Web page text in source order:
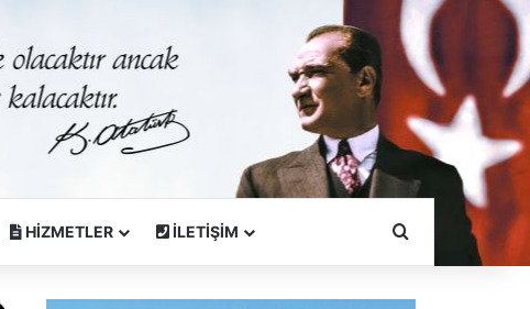
HİZMETLER İLETİŞİM Arama Yapın